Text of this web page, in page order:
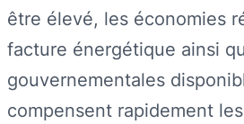
être élevé, les économies
facture énergétique ainsi
gouvernementales
compensent rapidement